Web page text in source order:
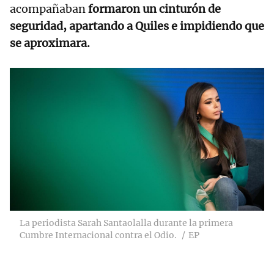
acompañabanformaron un cinturón de
seguridad, apartando a Quiles e impidiendo que
se aproximara.
La periodista Sarah Santaolalla durante la primera
Cumbre Internacional contra el Odio.
EP